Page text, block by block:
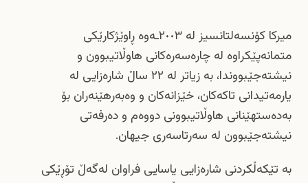
میرکا کۆنسەلتانسیز لە ٢٠٠٣ـەوە ڕاوێژکارێکی
متمانەپێکراوە لە چارەسەرەکانی هاوڵاتیبوون و
نیشتەجێبووندا، بە زیاتر لە ٢٢ ساڵ شارەزایی لە
یارمەتیدانی تاکەکان، خێزانەکان و وەبەرهێنەران بۆ
بەدەستهێنانی هاوڵاتیبوونی دووەم و دەرفەتی
نیشتەجێبوون لە سەرتاسەری جیهان.
بە تێکەڵکردنی شارەزایی یاسایی فراوان لەگەڵ تۆڕێکی